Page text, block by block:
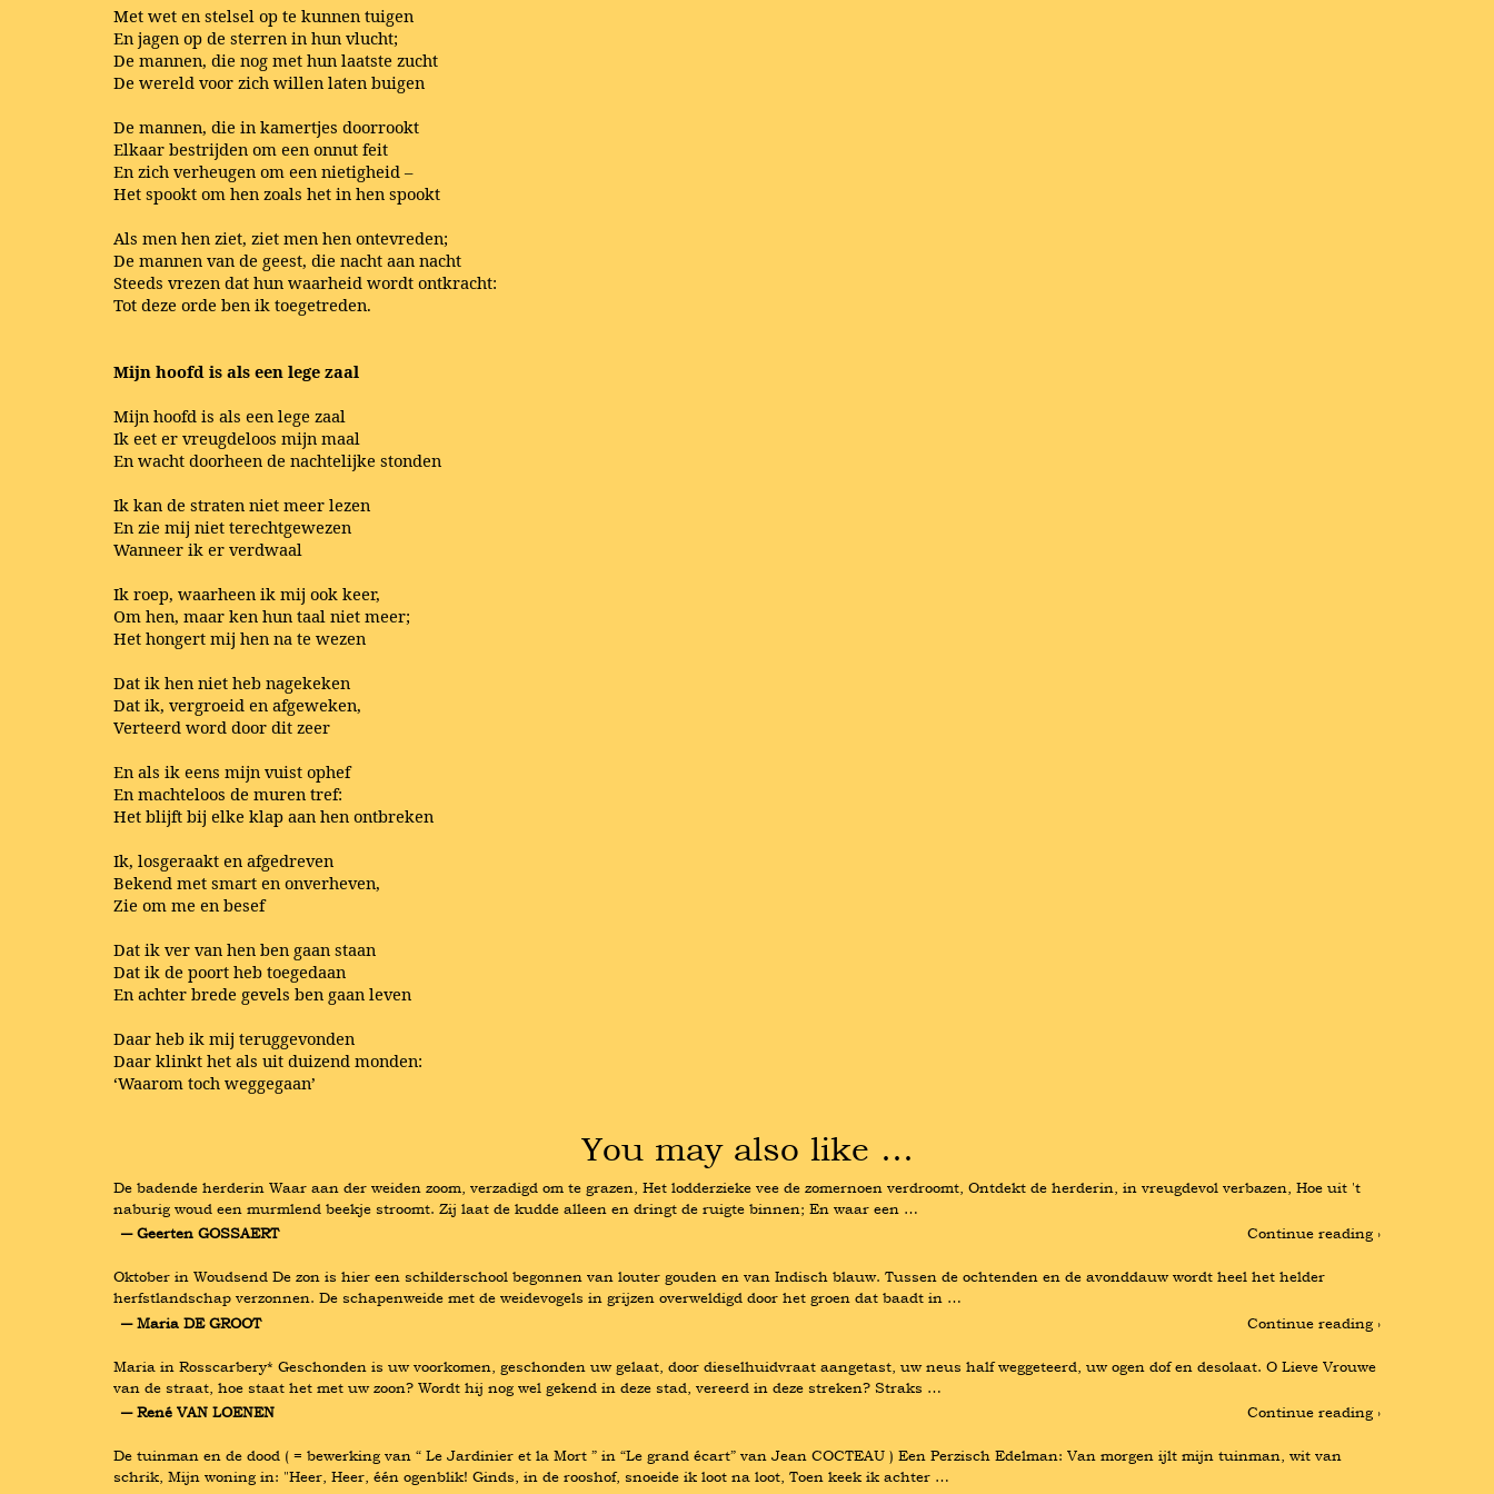
Met wet en stelsel op te kunnen tuigen
En jagen op de sterren in hun vlucht;
De mannen, die nog met hun laatste zucht
De wereld voor zich willen laten buigen
De mannen, die in kamertjes doorrookt
Elkaar bestrijden om een onnut feit
En zich verheugen om een nietigheid –
Het spookt om hen zoals het in hen spookt
Als men hen ziet, ziet men hen ontevreden;
De mannen van de geest, die nacht aan nacht
Steeds vrezen dat hun waarheid wordt ontkracht:
Tot deze orde ben ik toegetreden.
Mijn hoofd is als een lege zaal
Mijn hoofd is als een lege zaal
Ik eet er vreugdeloos mijn maal
En wacht doorheen de nachtelijke stonden
Ik kan de straten niet meer lezen
En zie mij niet terechtgewezen
Wanneer ik er verdwaal
Ik roep, waarheen ik mij ook keer,
Om hen, maar ken hun taal niet meer;
Het hongert mij hen na te wezen
Dat ik hen niet heb nagekeken
Dat ik, vergroeid en afgeweken,
Verteerd word door dit zeer
En als ik eens mijn vuist ophef
En machteloos de muren tref:
Het blijft bij elke klap aan hen ontbreken
Ik, losgeraakt en afgedreven
Bekend met smart en onverheven,
Zie om me en besef
Dat ik ver van hen ben gaan staan
Dat ik de poort heb toegedaan
En achter brede gevels ben gaan leven
Daar heb ik mij teruggevonden
Daar klinkt het als uit duizend monden:
‘Waarom toch weggegaan’
You may also like …
De badende herderin Waar aan der weiden zoom, verzadigd om te grazen, Het lodderzieke vee de zomernoen verdroomt, Ontdekt de herderin, in vreugdevol verbazen, Hoe uit 't
naburig woud een murmlend beekje stroomt. Zij laat de kudde alleen en dringt de ruigte binnen; En waar een …
― Geerten GOSSAERT
Continue reading ›
Oktober in Woudsend De zon is hier een schilderschool begonnen van louter gouden en van Indisch blauw. Tussen de ochtenden en de avonddauw wordt heel het helder
herfstlandschap verzonnen. De schapenweide met de weidevogels in grijzen overweldigd door het groen dat baadt in …
― Maria DE GROOT
Continue reading ›
Maria in Rosscarbery* Geschonden is uw voorkomen, geschonden uw gelaat, door dieselhuidvraat aangetast, uw neus half weggeteerd, uw ogen dof en desolaat. O Lieve Vrouwe
van de straat, hoe staat het met uw zoon? Wordt hij nog wel gekend in deze stad, vereerd in deze streken? Straks …
― René VAN LOENEN
Continue reading ›
De tuinman en de dood ( = bewerking van “ Le Jardinier et la Mort ” in “Le grand écart” van Jean COCTEAU ) Een Perzisch Edelman: Van morgen ijlt mijn tuinman, wit van
schrik, Mijn woning in: "Heer, Heer, één ogenblik! Ginds, in de rooshof, snoeide ik loot na loot, Toen keek ik achter …